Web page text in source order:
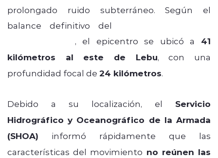
prolongado ruido subterráneo. Según el
balance definitivo del
, el epicentro se ubicó a 41
kilómetros al este de Lebu, con una
profundidad focal de 24 kilómetros.
Debido a su localización, el Servicio
Hidrográfico y Oceanográfico de la Armada
(SHOA) informó rápidamente que las
características del movimiento no reúnen las